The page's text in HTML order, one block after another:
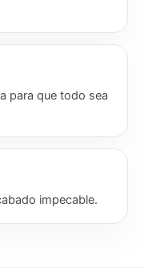
para que todo sea
impecable.